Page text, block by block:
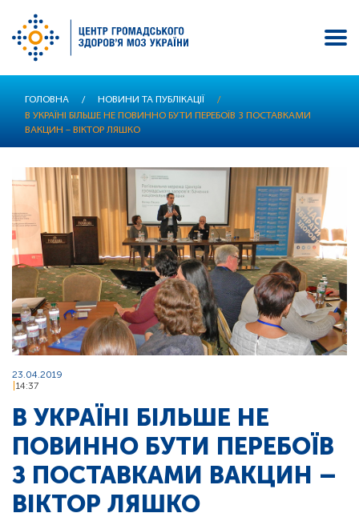
ГОЛОВНА / НОВИНИ ТА ПУБЛІКАЦІЇ
/
В УКРАЇНІ БІЛЬШЕ НЕ ПОВИННО БУТИ ПЕРЕБОЇВ З ПОСТАВКАМИ
ВАКЦИН – ВІКТОР ЛЯШКО
23.04.2019
14:37
В УКРАЇНІ БІЛЬШЕ НЕ
ПОВИННО БУТИ ПЕРЕБОЇВ
З ПОСТАВКАМИ ВАКЦИН –
ВІКТОР ЛЯШКО